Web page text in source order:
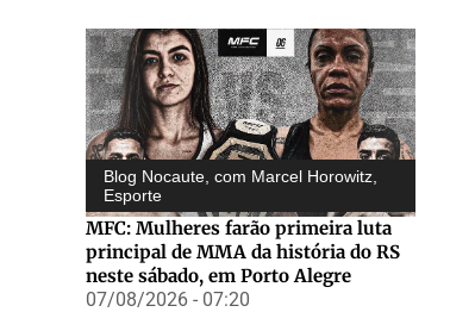
Blog Nocaute, com Marcel Horowitz
Esporte
MFC: Mulheres farão primeira luta
principal de MMA da história do RS
neste sábado, em Porto Alegre
07/08/2026 - 07:20